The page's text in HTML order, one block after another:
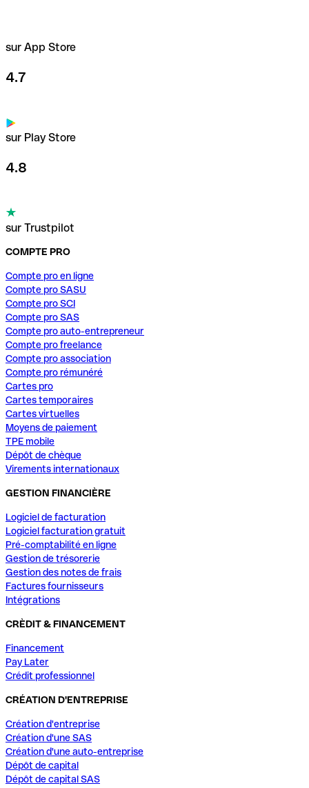
sur App Store
4.7
sur Play Store
4.8
sur Trustpilot
COMPTE PRO
Compte pro en ligne
Compte pro SASU
Compte pro SCI
Compte pro SAS
Compte pro auto-entrepreneur
Compte pro freelance
Compte pro association
Compte pro rémunéré
Cartes pro
Cartes temporaires
Cartes virtuelles
Moyens de paiement
TPE mobile
Dépôt de chèque
Virements internationaux
GESTION FINANCIÈRE
Logiciel de facturation
Logiciel facturation gratuit
Pré-comptabilité en ligne
Gestion de trésorerie
Gestion des notes de frais
Factures fournisseurs
Intégrations
CRÈDIT & FINANCEMENT
Financement
Pay Later
Crédit professionnel
CRÉATION D'ENTREPRISE
Création d'entreprise
Création d'une SAS
Création d'une auto-entreprise
Dépôt de capital
Dépôt de capital SAS